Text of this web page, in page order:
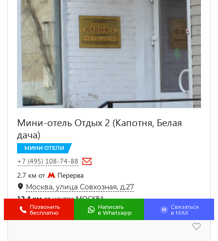
Мини-отель Отдых 2 (Капотня, Белая
дача)
МИНИ ОТЕЛИ
+7 (495) 108-74-88
2.7 км от
Перерва
Москва, улица Совхозная, д.27
12.4 кмот центра МОСКВА
Позвонить
бесплатно
Написать
в Whatsapp
M
Связаться
в МАХ